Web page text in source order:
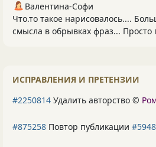
Валентина-Софи
Что.то такое нарисовалось....
смысла в обрывках фраз... Просто
ИСПРАВЛЕНИЯ И ПРЕТЕНЗИИ
#2250814 Удалить авторство ©
#875258 Повтор публикации